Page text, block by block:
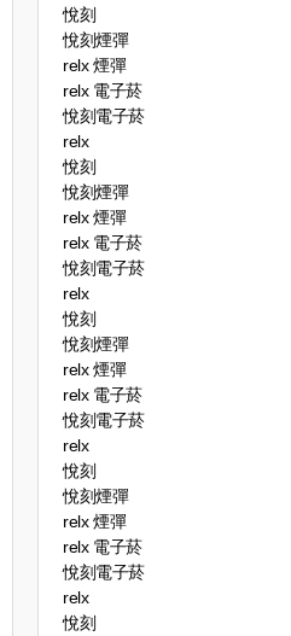
悅刻
悅刻煙彈
relx 煙彈
relx 電子菸
悅刻電子菸
relx
悅刻
悅刻煙彈
relx 煙彈
relx 電子菸
悅刻電子菸
relx
悅刻
悅刻煙彈
relx 煙彈
relx 電子菸
悅刻電子菸
relx
悅刻
悅刻煙彈
relx 煙彈
relx 電子菸
悅刻電子菸
relx
悅刻